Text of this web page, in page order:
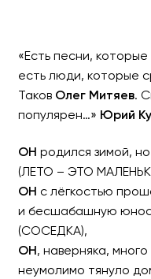
ОЛЕГ
при
«Есть песни,
есть люди, которые
Таков Олег Митяев.
популярен…» Юрий
ОН родился зимой,
(ЛЕТО – ЭТО
ОН с лёгкостью
и бесшабашную
(СОСЕДКА),
ОН, наверняка,
неумолимо тянуло